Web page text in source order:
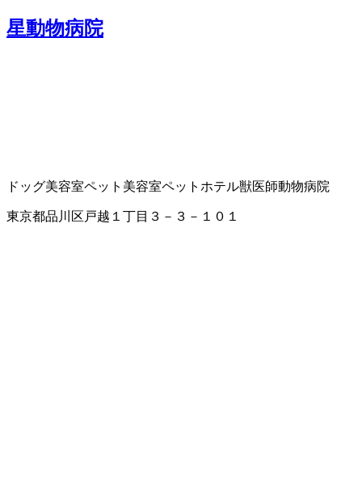
星動物病院
ドッグ美容室ペット美容室ペットホテル獣医師動物病院
東京都品川区戸越１丁目３－３－１０１